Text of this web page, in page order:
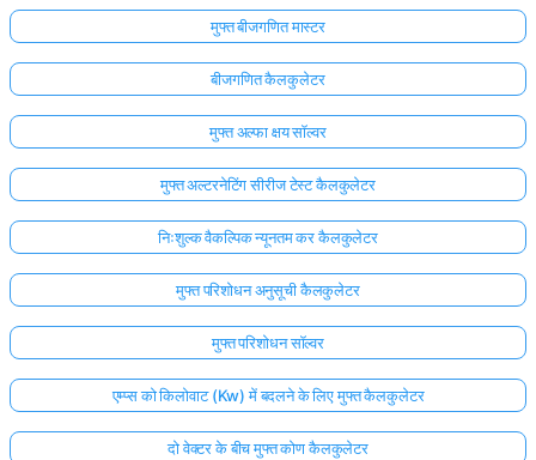
मुफ्त बीजगणित मास्टर
बीजगणित कैलकुलेटर
मुफ्त अल्फा क्षय सॉल्वर
मुफ्त अल्टरनेटिंग सीरीज टेस्ट कैलकुलेटर
निःशुल्क वैकल्पिक न्यूनतम कर कैलकुलेटर
मुफ्त परिशोधन अनुसूची कैलकुलेटर
मुफ्त परिशोधन सॉल्वर
एम्प्स को किलोवाट (Kw) में बदलने के लिए मुफ्त कैलकुलेटर
दो वेक्टर के बीच मुफ्त कोण कैलकुलेटर